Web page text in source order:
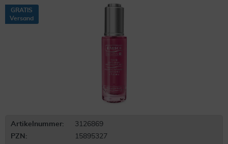
GRATIS
Versand
Artikelnummer:
3126869
PZN:
15895327